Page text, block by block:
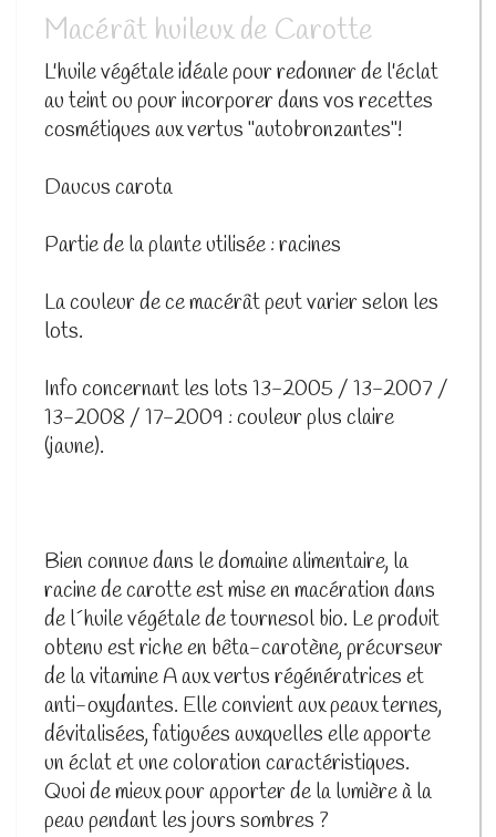
Macérât huileux de Carotte
L'huile végétale idéale pour redonner de l'éclat
au teint ou pour incorporer dans vos recettes
cosmétiques aux vertus "autobronzantes"!
Daucus carota
Partie de la plante utilisée : racines
La couleur de ce macérât peut varier selon les
lots.
Info concernant les lots 13-2005 / 13-2007 /
13-2008 / 17-2009 : couleur plus claire
(jaune).
Bien connue dans le domaine alimentaire, la
racine de carotte est mise en macération dans
de l´huile végétale de tournesol bio. Le produit
obtenu est riche en bêta-carotène, précurseur
de la vitamine A aux vertus régénératrices et
anti-oxydantes. Elle convient aux peaux ternes,
dévitalisées, fatiguées auxquelles elle apporte
un éclat et une coloration caractéristiques.
Quoi de mieux pour apporter de la lumière à la
peau pendant les jours sombres ?